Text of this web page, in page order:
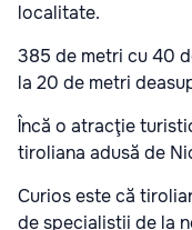
localitate.
385 de metri cu 40
la 20 de metri
Încă o atracţie
tiroliana adusă de
Curios este că
de specialiștii de la